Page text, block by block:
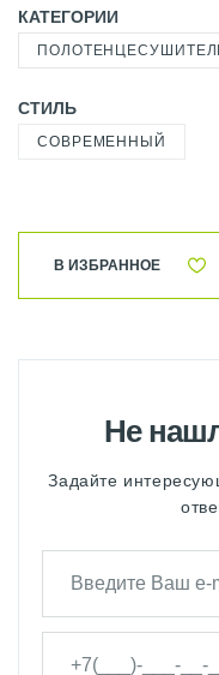
КАТЕГОРИИ
СТИЛЬ
СОВРЕМЕННЫЙ
В ИЗБРАННОЕ
Не
Задайте